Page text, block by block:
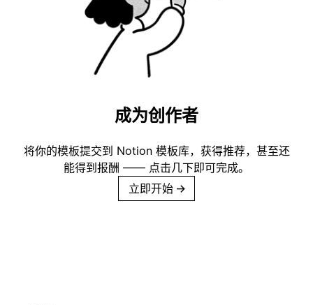
成为创作者
将你的模板提交到 Notion 模板库，获得推荐，甚至还
能得到报酬 —— 点击几下即可完成。
立即开始 →